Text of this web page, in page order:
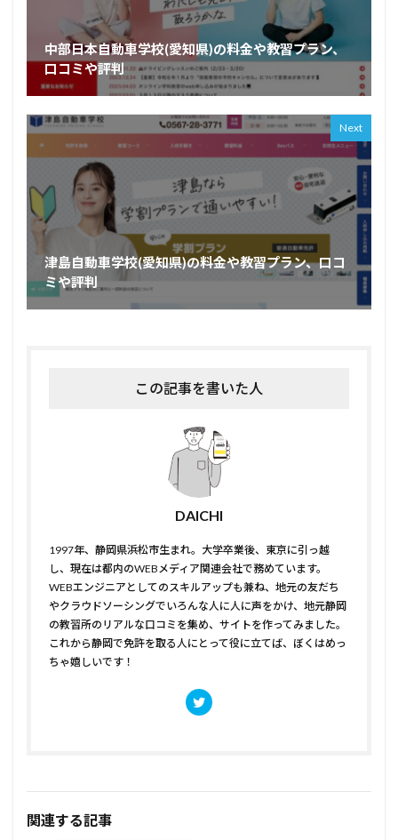
中部日本自動車学校(愛知県)の料金や教習プラン、
口コミや評判
Next
津島自動車学校(愛知県)の料金や教習プラン、口コ
ミや評判
この記事を書いた人
DAICHI
1997年、静岡県浜松市生まれ。大学卒業後、東京に引っ越
し、現在は都内のWEBメディア関連会社で務めています。
WEBエンジニアとしてのスキルアップも兼ね、地元の友だち
やクラウドソーシングでいろんな人に人に声をかけ、地元静岡
の教習所のリアルな口コミを集め、サイトを作ってみました。
これから静岡で免許を取る人にとって役に立てば、ぼくはめっ
ちゃ嬉しいです！
関連する記事